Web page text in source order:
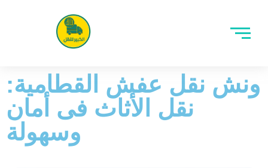
ونش نقل عفش القطامية:
نقل الأثاث فى أمان
وسهولة